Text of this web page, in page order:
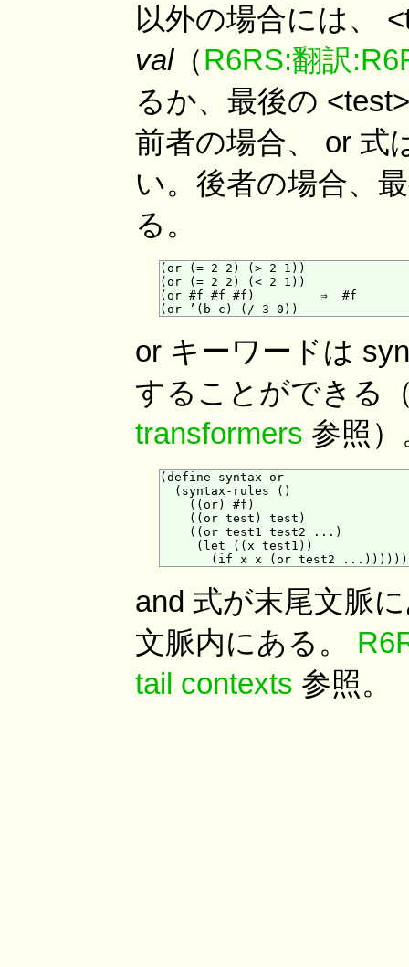
以外の場合には、
val（R6RS:翻訳
るか、最後の
前者の場合、 or 式
い。後者の場合、
る。
(or (= 2 2) (> 2 1))
(or (= 2 2) (< 2 1))
(or #f #f #f)         ⇒  #f
or キーワードは
することができる
transformers 参照）
(define-syntax or
  (syntax-rules ()
    ((or) #f)
    ((or test) test)
    ((or test1 test2 ...)
     (let ((x test1))
and 式が末尾文脈
文脈内にある。
tail contexts 参照。